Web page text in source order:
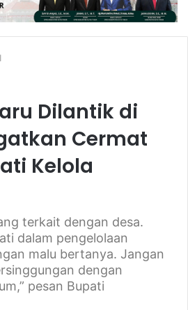
Dilantik di
Cermat
Kelola
terkait dengan desa.
dalam pengelolaan
malu bertanya. Jangan
dengan
pesan Bupati